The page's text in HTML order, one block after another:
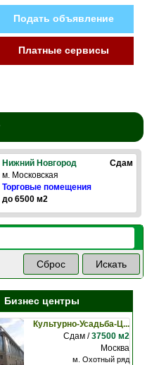
Подать объявление
Платные сервисы
Нижний Новгород
Сдам
м. Московская
Торговые помещения
до 6500 м2
Бизнес центры
Культурно-Усадьба-Ц...
Сдам /37500 м2
Москва
м. Охотный ряд